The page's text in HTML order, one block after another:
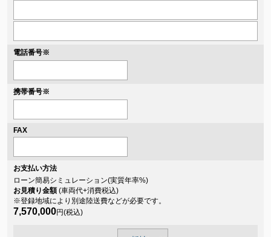
電話番号※
携帯番号※
FAX
お支払い方法
ローン簡易シミュレーション(実質年率%)
お見積り金額(車両代+消費税込)
※登録地域により別途陸送費などが必要です。
7,570,000円(税込)